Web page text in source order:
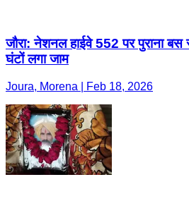
जौरा: नेशनल हाईवे 552 पर पुराना
घंटों लगा जाम
Joura, Morena | Feb 18, 2026